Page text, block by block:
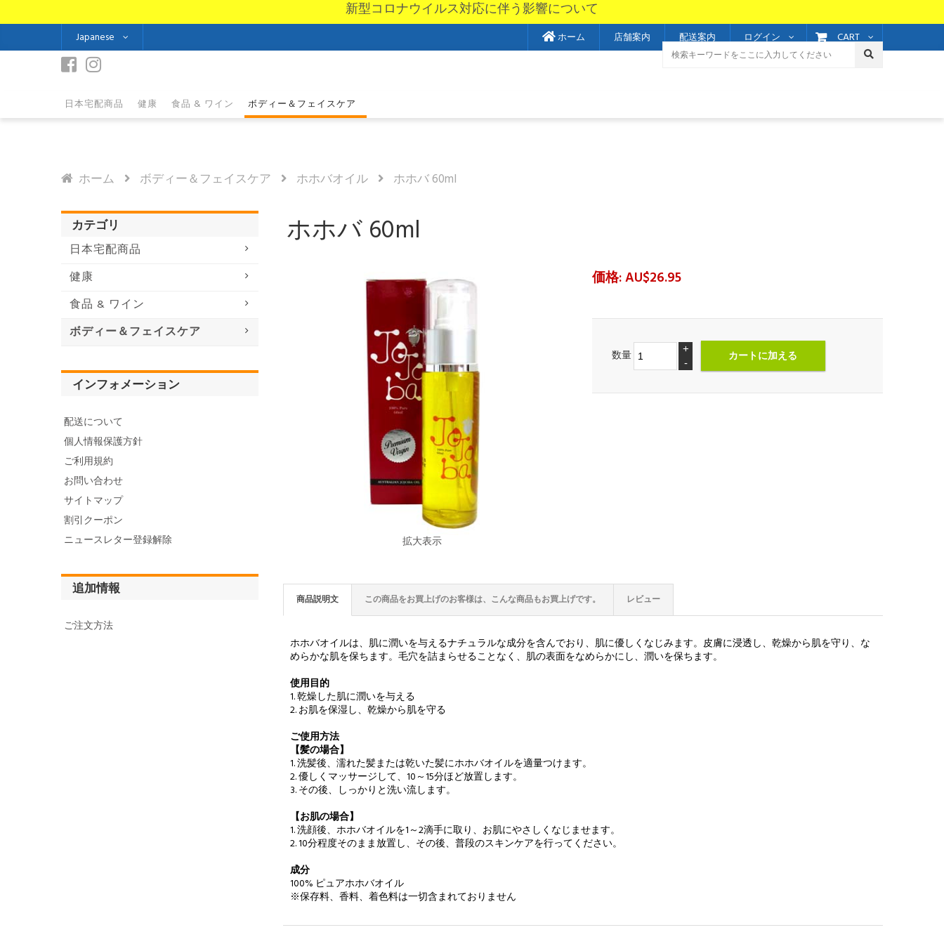
新型コロナウイルス対応に伴う影響について
CART
ログイン
ホーム 店舗案内 配送案内
Japanese
日本宅配商品 健康 食品 & ワイン ボディー＆フェイスケア
ホーム ボディー＆フェイスケア ホホバオイル ホホバ 60ml
カテゴリ
日本宅配商品
健康
食品 & ワイン
ボディー＆フェイスケア
インフォメーション
配送について
個人情報保護方針
ご利用規約
お問い合わせ
サイトマップ
割引クーポン
ニュースレター登録解除
追加情報
ご注文方法
ホホバ 60ml
拡大表示
価格: AU$26.95
数量
+
-
商品説明文 この商品をお買上げのお客様は、こんな商品もお買上げです。 レビュー
ホホバオイルは、肌に潤いを与えるナチュラルな成分を含んでおり、肌に優しくなじみます。皮膚に浸透し、乾燥から肌を守り、な
めらかな肌を保ちます。毛穴を詰まらせることなく、肌の表面をなめらかにし、潤いを保ちます。
使用目的
1. 乾燥した肌に潤いを与える
2. お肌を保湿し、乾燥から肌を守る
ご使用方法
【髪の場合】
1. 洗髪後、濡れた髪または乾いた髪にホホバオイルを適量つけます。
2. 優しくマッサージして、10～15分ほど放置します。
3. その後、しっかりと洗い流します。
【お肌の場合】
1. 洗顔後、ホホバオイルを1～2滴手に取り、お肌にやさしくなじませます。
2. 10分程度そのまま放置し、その後、普段のスキンケアを行ってください。
成分
100% ピュアホホバオイル
※保存料、香料、着色料は一切含まれておりません